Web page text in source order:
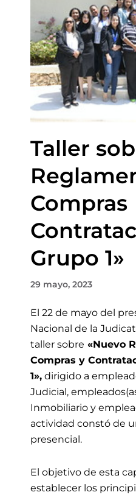
Taller
Grupo 1»
29 mayo, 2023
El 22 de mayo del
Nacional de la
taller sobre «Nuevo
Compras y
1», dirigido a
Judicial, empleados
Inmobiliario y
actividad constó de
presencial.
El objetivo de esta
establecer los